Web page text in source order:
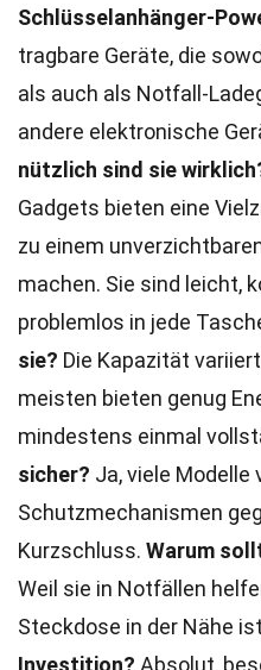
Schlüsselanhänger-
tragbare Geräte, die
als auch als Notfall-
andere elektronische
nützlich sind sie
Gadgets bieten eine
zu einem
machen. Sie sind leicht,
problemlos in jede
sie? Die Kapazität
meisten bieten genug
mindestens einmal
sicher? Ja, viele Modelle
Schutzmechanismen
Kurzschluss. Warum
Weil sie in Notfällen
Steckdose in der Nähe
Investition? Absolut,